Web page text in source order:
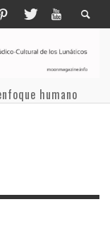
humano